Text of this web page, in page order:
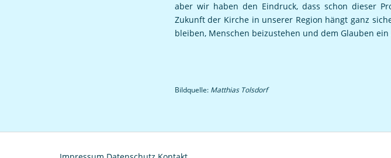
aber wir haben den Eindruck, dass schon dieser
Zukunft der Kirche in unserer Region hängt ganz
bleiben, Menschen beizustehen und dem Glauben ein
Bildquelle: Matthias Tolsdorf